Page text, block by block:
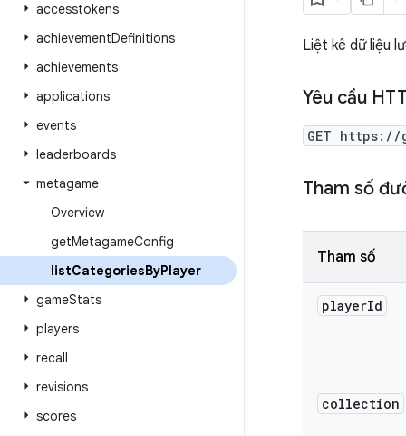
accesstokens
achievementDefinitions
achievements
applications
events
leaderboards
metagame
Overview
getMetagameConfig
listCategoriesByPlayer
gameStats
players
recall
revisions
scores
Liệt kê dữ liệu
Yêu cầu
GET https://
Tham số
Tham số
playerId
collection